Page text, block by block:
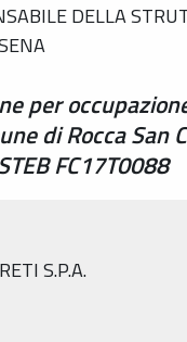
DELLA
per
di Rocca San
FC17T0088
S.P.A.